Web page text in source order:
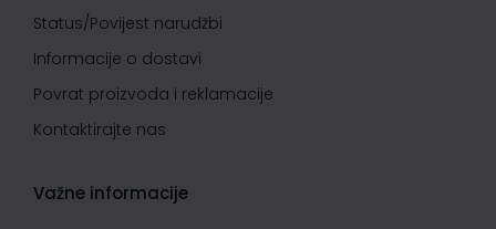
Status/Povijest narudžbi
Informacije o dostavi
Povrat proizvoda i reklamacije
Kontaktirajte nas
Važne informacije